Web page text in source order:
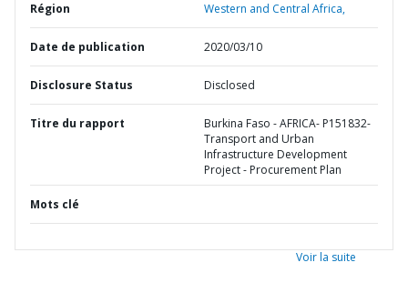
Région Western and Central Africa,
Date de publication 2020/03/10
Disclosure Status Disclosed
Titre du rapport
Burkina Faso - AFRICA- P151832-
Transport and Urban
Infrastructure Development
Project - Procurement Plan
Mots clé
Voir la suite